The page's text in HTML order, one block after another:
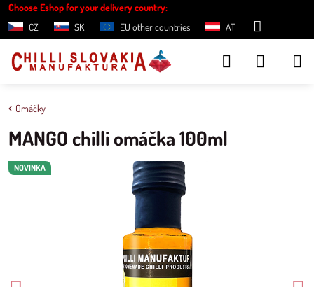
Choose Eshop for your delivery country:
CZ
SK EU other countries AT
NOVINKA
Omáčky
MANGO chilli omáčka 100ml